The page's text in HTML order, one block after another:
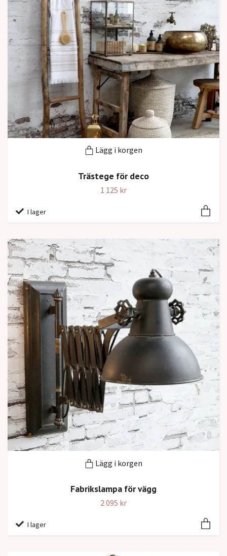
Lägg i korgen
Trästege för deco
1 125 kr
I lager
Lägg i korgen
Fabrikslampa för vägg
2 095 kr
I lager